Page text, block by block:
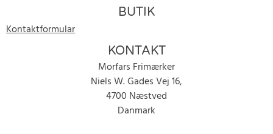
BUTIK
Kontaktformular
KONTAKT
Morfars Frimærker
Niels W. Gades Vej 16,
4700 Næstved
Danmark